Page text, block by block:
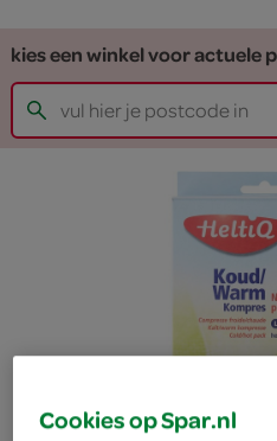
kies een winkel voor actuele
Cookies op Spar.nl